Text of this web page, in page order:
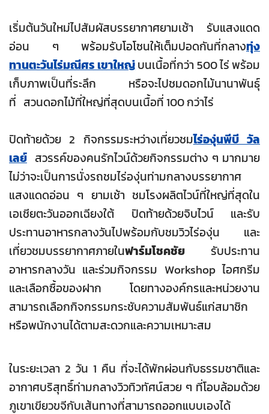
เริ่มต้นวันใหม่ไปสัมผัสบรรยากาศยามเช้า รับแสงแดด
อ่อน ๆ พร้อมรับโอโซนให้เต็มปอดกันที่กลางทุ่ง
ทานตะวันไร่มณีศร เขาใหญ่บนเนื้อที่กว่า 500 ไร่ พร้อม
เก็บภาพเป็นที่ระลึก หรือจะไปชมดอกไม้นานาพันธุ์
ที่ สวนดอกไม้ที่ใหญ่ที่สุดบนเนื้อที่ 100 กว่าไร่
ปิดท้ายด้วย 2 กิจกรรมระหว่างเที่ยวชมไร่องุ่นพีบี วัล
เลย์ สวรรค์ของคนรักไวน์ด้วยกิจกรรมต่าง ๆ มากมาย
ไม่ว่าจะเป็นการนั่งรถชมไร่องุ่นท่ามกลางบรรยากาศ
แสงแดดอ่อน ๆ ยามเช้า ชมโรงผลิตไวน์ที่ใหญ่ที่สุดใน
เอเชียตะวันออกเฉียงใต้ ปิดท้ายด้วยจิบไวน์ และรับ
ประทานอาหารกลางวันไปพร้อมกับชมวิวไร่องุ่น และ
เที่ยวชมบรรยากาศภายในฟาร์มโชคชัย รับประทาน
อาหารกลางวัน และร่วมกิจกรรม Workshop ไอศกรีม
และเลือกซื้อของฝาก โดยทางองค์กรและหน่วยงาน
สามารถเลือกกิจกรรมกระชับความสัมพันธ์แก่สมาชิก
หรือพนักงานได้ตามสะดวกและความเหมาะสม
ในระยะเวลา 2 วัน 1 คืน ที่จะได้พักผ่อนกับธรรมชาติและ
อากาศบริสุทธิ์ท่ามกลางวิวทิวทัศน์สวย ๆ ที่โอบล้อมด้วย
ภูเขาเขียวขจีกับเส้นทางที่สามารถออกแบบเองได้